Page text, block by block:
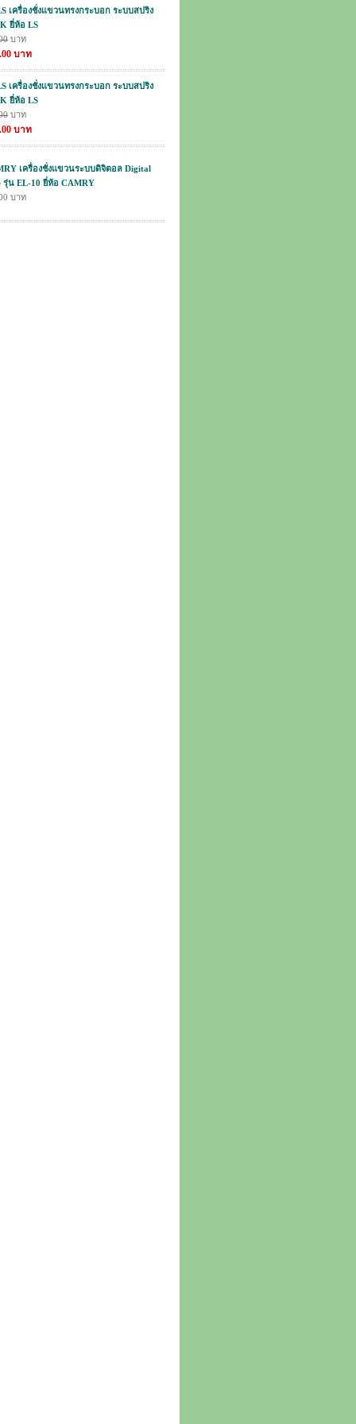
เครื่องชั่งแขวนทรงกระบอก ระบบสปริง
ยี่ห้อ LS
บาท
บาท
เครื่องชั่งแขวนทรงกระบอก ระบบสปริง
ยี่ห้อ LS
บาท
บาท
เครื่องชั่งแขวนระบบดิจิตอล Digital
รุ่น EL-10 ยี่ห้อ CAMRY
บาท